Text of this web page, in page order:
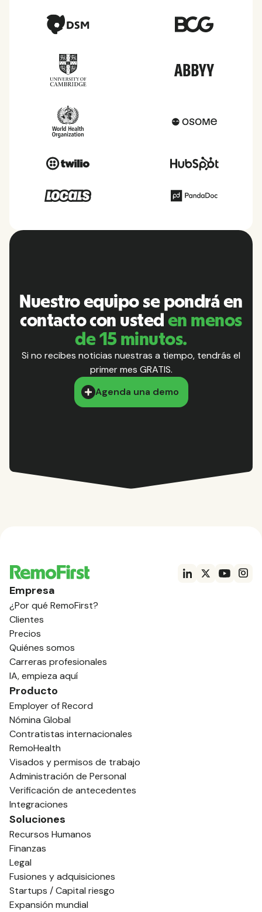
Ver todos los países
Nuestro equipo se pondrá en
contacto con usteden menos
de 15 minutos.
Si no recibes noticias nuestras a tiempo, tendrás el
primer mes GRATIS.
Agenda una demo
Empresa
¿Por qué RemoFirst?
Clientes
Precios
Quiénes somos
Carreras profesionales
IA, empieza aquí
Producto
Employer of Record
Nómina Global
Contratistas internacionales
RemoHealth
Visados y permisos de trabajo
Administración de Personal
Verificación de antecedentes
Integraciones
Soluciones
Recursos Humanos
Finanzas
Legal
Fusiones y adquisiciones
Startups / Capital riesgo
Expansión mundial